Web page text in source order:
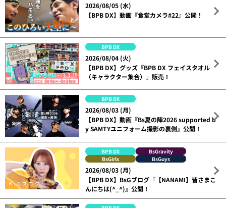
2026/08/05 (水)
【BPB DX】動画『食堂カメラ#22』公開！
BPB DX
2026/08/04 (火)
【BPB DX】グッズ『BPB DX フェイスタオル
（キャラクター集合）』販売！
BPB DX
2026/08/03 (月)
【BPB DX】動画『Bs夏の陣2026 supported b
y SAMTYユニフォーム撮影の裏側』公開！
BPB DX
BsGravity
BsGirls
BsGuys
2026/08/03 (月)
【BPB DX】BsGブログ『【NANAMI】皆さまこ
んにちは(^_^)』公開！